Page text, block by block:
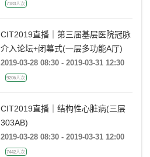
7183人次
CIT2019直播｜第三届基层医院冠脉
介入论坛+闭幕式(一层多功能A厅)
2019-03-28 08:30 - 2019-03-31 12:30
9206人次
CIT2019直播｜结构性心脏病(三层
303AB)
2019-03-28 08:30 - 2019-03-31 12:00
7442人次